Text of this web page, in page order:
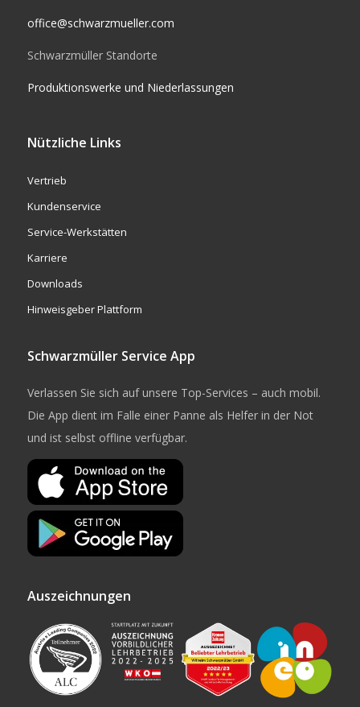
office@schwarzmueller.com
Schwarzmüller Standorte
Produktionswerke und Niederlassungen
Nützliche Links
Vertrieb
Kundenservice
Service-Werkstätten
Karriere
Downloads
Hinweisgeber Plattform
Schwarzmüller Service App
Verlassen Sie sich auf unsere Top-Services – auch mobil.
Die App dient im Falle einer Panne als Helfer in der Not
und ist selbst offline verfügbar.
Auszeichnungen